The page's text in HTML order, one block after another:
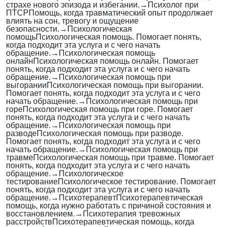
страхе нового эпизода и избегании. → Психолог при
ПТСРПомощь, когда травматический опыт продолжает
влиять на сон, тревогу и ощущение
безопасности. → Психологическая
помощьПсихологическая помощь. Помогает понять,
когда подходит эта услуга и с чего начать
обращение. → Психологическая помощь
онлайнПсихологическая помощь онлайн. Помогает
понять, когда подходит эта услуга и с чего начать
обращение. → Психологическая помощь при
выгоранииПсихологическая помощь при выгорании.
Помогает понять, когда подходит эта услуга и с чего
начать обращение. → Психологическая помощь при
гореПсихологическая помощь при горе. Помогает
понять, когда подходит эта услуга и с чего начать
обращение. → Психологическая помощь при
разводеПсихологическая помощь при разводе.
Помогает понять, когда подходит эта услуга и с чего
начать обращение. → Психологическая помощь при
травмеПсихологическая помощь при травме. Помогает
понять, когда подходит эта услуга и с чего начать
обращение. → Психологическое
тестированиеПсихологическое тестирование. Помогает
понять, когда подходит эта услуга и с чего начать
обращение. → ПсихотерапевтПсихотерапевтическая
помощь, когда нужно работать с причиной состояния и
восстановлением. → Психотерапия тревожных
расстройствПсихотерапевтическая помощь, когда